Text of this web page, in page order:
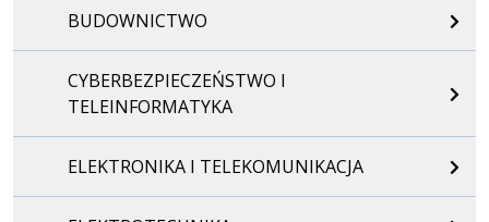
BUDOWNICTWO
CYBERBEZPIECZEŃSTWO I
TELEINFORMATYKA
ELEKTRONIKA I TELEKOMUNIKACJA